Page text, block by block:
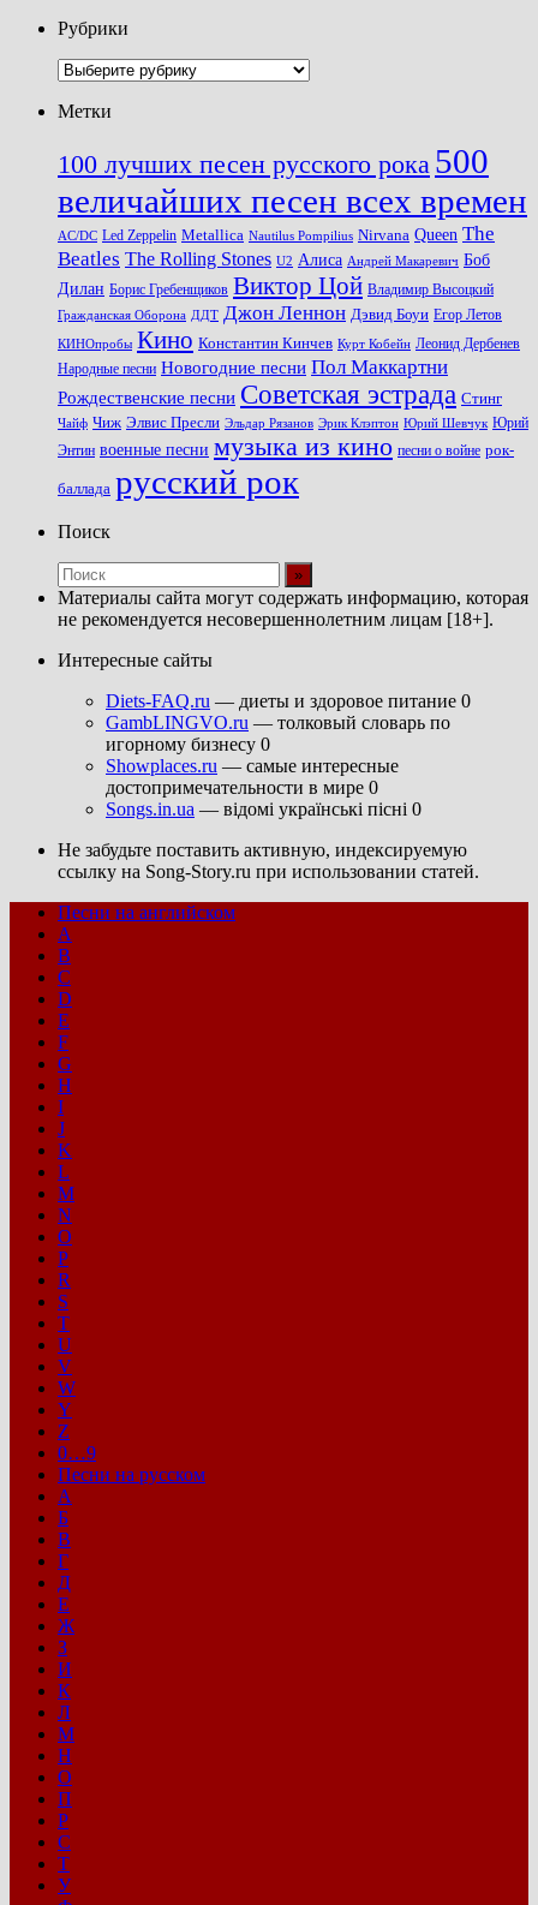
Рубрики
Рубрики
Метки
100 лучших песен русского рока 500
величайших песен всех времен
AC/DC Led Zeppelin Metallica Nautilus Pompilius Nirvana Queen The
Beatles The Rolling Stones U2 Алиса Андрей Макаревич Боб
Дилан Борис Гребенщиков Виктор Цой Владимир Высоцкий
Гражданская Оборона ДДТ Джон Леннон Дэвид Боуи Егор Летов
КИНОпробы Кино Константин Кинчев Курт Кобейн Леонид Дербенев
Народные песни Новогодние песни Пол Маккартни
Рождественские песни Советская эстрада Стинг
Чайф Чиж Элвис Пресли Эльдар Рязанов Эрик Клэптон Юрий Шевчук Юрий
Энтин военные песни музыка из кино песни о войне рок-
баллада русский рок
Поиск
Материалы сайта могут содержать информацию, которая
не рекомендуется несовершеннолетним лицам [18+].
Интересные сайты
Diets-FAQ.ru — диеты и здоровое питание 0
GambLINGVO.ru — толковый словарь по
игорному бизнесу 0
Showplaces.ru — самые интересные
достопримечательности в мире 0
Songs.in.ua — відомі українські пісні 0
Не забудьте поставить активную, индексируемую
ссылку на Song-Story.ru при использовании статей.
Песни на английском
A
B
C
D
E
F
G
H
I
J
K
L
M
N
O
P
R
S
T
U
V
W
Y
Z
0…9
Песни на русском
А
Б
В
Г
Д
Е
Ж
З
И
К
Л
М
Н
О
П
Р
С
Т
У